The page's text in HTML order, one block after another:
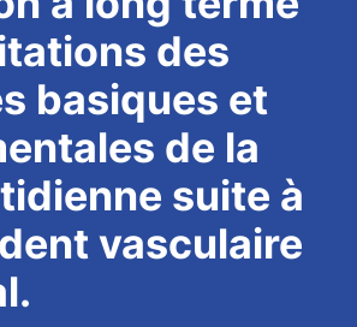
des
basiques et
de la
suite à
vasculaire